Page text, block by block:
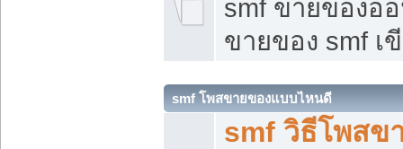
smf ขายของอ
ขายของ smf เ
smf โพสขายของแบบไหนดี
smf วิธีโพสข